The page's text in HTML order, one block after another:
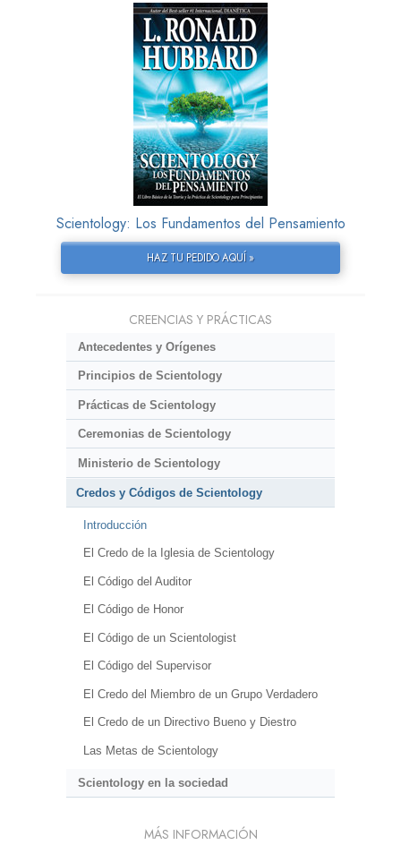
Scientology: Los Fundamentos del Pensamiento
HAZ TU PEDIDO AQUÍ »
CREENCIAS Y PRÁCTICAS
Antecedentes y Orígenes
Principios de Scientology
Prácticas de Scientology
Ceremonias de Scientology
Ministerio de Scientology
Credos y Códigos de Scientology
Introducción
El Credo de la Iglesia de Scientology
El Código del Auditor
El Código de Honor
El Código de un Scientologist
El Código del Supervisor
El Credo del Miembro de un Grupo Verdadero
El Credo de un Directivo Bueno y Diestro
Las Metas de Scientology
Scientology en la sociedad
MÁS INFORMACIÓN